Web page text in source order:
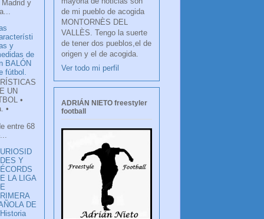
Madrid y
y
de
BALÓN
fútbol.
UN
•
•
entre 68
Y
LA LIGA
DE
de mi pueblo de acogida
MONTORNÈS DEL
VALLÈS. Tengo la suerte
de tener dos pueblos,el de
origen y el de acogida.
Ver todo mi perfil
ADRIÁN NIETO freestyler
football